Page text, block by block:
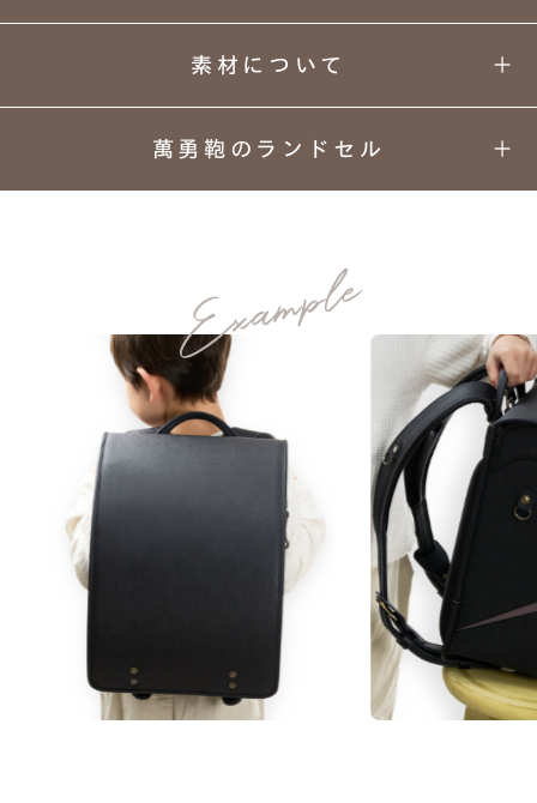
くすみカラーを取り入れて
王道のブラックをモダンに。
MATERIAL
素材について
人工皮革157シボ
「157シボ」というマットな質感のシボ加工を
施した人工皮革。傷に強くなることに加え、よ
りデザイン性の高い風合いになります。
傷つきにくさ ★★★★★
軽さ ★★★★★
★★★★☆
はっ水性 ★★★★★
萬勇鞄のランドセル
理由
安心
安全
06
ネーム
プレート
08
あんしん
保証
色あせない個性に応える、
カラーとデザイン